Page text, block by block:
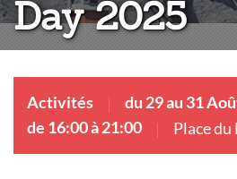
Day 2025
Activités
du 29 au 31
de 16:00 à 21:00
Place du